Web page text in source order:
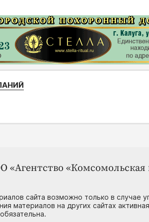
«Агентство «Комсомольская
сайта возможно только в случае
материалов на других сайтах